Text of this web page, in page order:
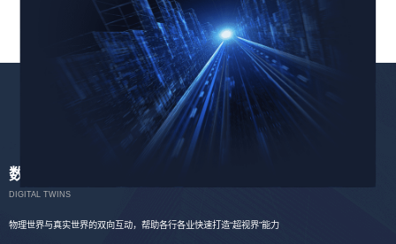
数字孪生
DIGITAL TWINS
物理世界与真实世界的双向互动，帮助各行各业快速打造“超视界”能力